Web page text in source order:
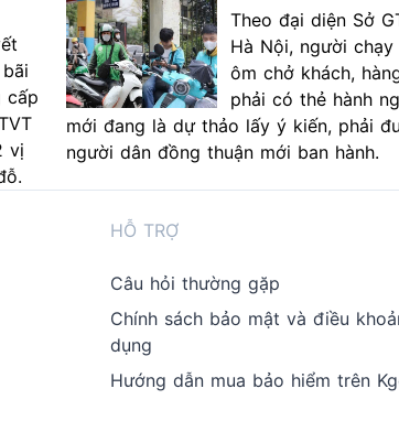
cấp
vị
Theo đại diện Sở
Hà Nội, người chạy
ôm chở khách,
phải có thẻ hành
mới đang là dự thảo lấy ý kiến, phải
người dân đồng thuận mới ban hành.
HỖ TRỢ
Câu hỏi thường gặp
Chính sách bảo mật và điều
dụng
Hướng dẫn mua bảo hiểm trên